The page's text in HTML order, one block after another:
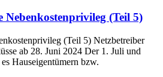
(Teil 5)
(Teil 5) Netzbetreiber
ab 28. Juni 2024 Der 1. Juli und
Hauseigentümern bzw.